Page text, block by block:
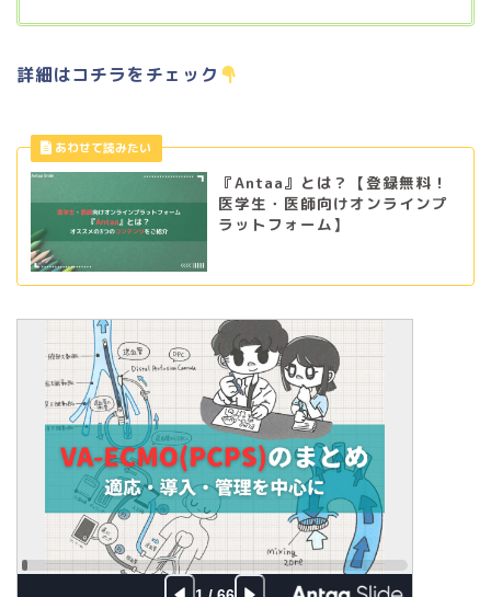
詳細はコチラをチェック
『Antaa』とは？【登録無料！
医学生・医師向けオンラインプ
ラットフォーム】